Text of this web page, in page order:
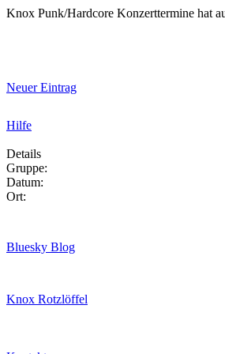
Knox Punk/Hardcore Konzerttermine hat
Neuer Eintrag
Hilfe
Details
Gruppe:
Datum:
Ort:
Bluesky Blog
Knox Rotzlöffel